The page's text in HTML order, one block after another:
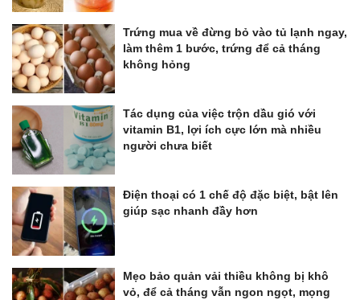
Trứng mua về đừng bỏ vào tủ lạnh ngay,
làm thêm 1 bước, trứng để cả tháng
không hỏng
Tác dụng của việc trộn dầu gió với
vitamin B1, lợi ích cực lớn mà nhiều
người chưa biết
Điện thoại có 1 chế độ đặc biệt, bật lên
giúp sạc nhanh đầy hơn
Mẹo bảo quản vải thiều không bị khô
vỏ, để cả tháng vẫn ngon ngọt, mọng